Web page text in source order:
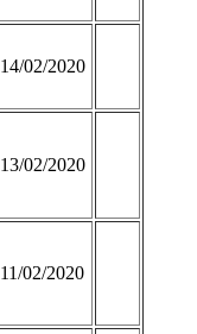
14/02/2020
13/02/2020
11/02/2020